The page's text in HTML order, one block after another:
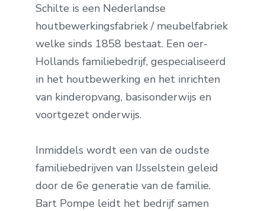
Schilte is een Nederlandse
houtbewerkingsfabriek / meubelfabriek
welke sinds 1858 bestaat. Een oer-
Hollands familiebedrijf, gespecialiseerd
in het houtbewerking en het inrichten
van kinderopvang, basisonderwijs en
voortgezet onderwijs.
Inmiddels wordt een van de oudste
familiebedrijven van IJsselstein geleid
door de 6e generatie van de familie.
Bart Pompe leidt het bedrijf samen